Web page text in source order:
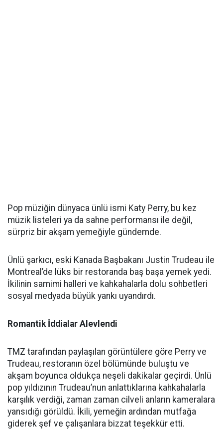
Pop müziğin dünyaca ünlü ismi Katy Perry, bu kez
müzik listeleri ya da sahne performansı ile değil,
sürpriz bir akşam yemeğiyle gündemde.
Ünlü şarkıcı, eski Kanada Başbakanı Justin Trudeau ile
Montreal’de lüks bir restoranda baş başa yemek yedi.
İkilinin samimi halleri ve kahkahalarla dolu sohbetleri
sosyal medyada büyük yankı uyandırdı.
Romantik İddialar Alevlendi
TMZ tarafından paylaşılan görüntülere göre Perry ve
Trudeau, restoranın özel bölümünde buluştu ve
akşam boyunca oldukça neşeli dakikalar geçirdi. Ünlü
pop yıldızının Trudeau’nun anlattıklarına kahkahalarla
karşılık verdiği, zaman zaman cilveli anların kameralara
yansıdığı görüldü. İkili, yemeğin ardından mutfağa
giderek şef ve çalışanlara bizzat teşekkür etti.